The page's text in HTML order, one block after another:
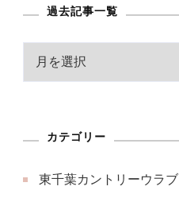
過去記事一覧
一
カテゴリー
東千葉カントリーウラブ